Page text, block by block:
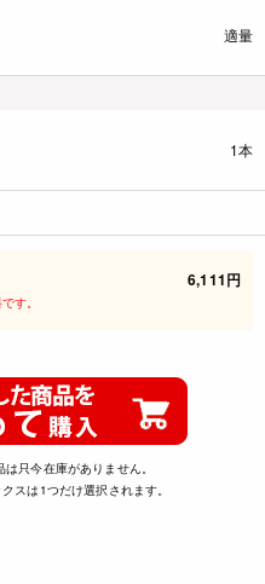
適量
1本
6,111円
す。
只今在庫がありません。
スは1つだけ選択されます。